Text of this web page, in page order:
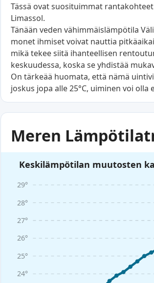
Tässä ovat suosituimmat
Limassol.
Tänään veden vähimmäislämpötila
monet ihmiset voivat nauttia
mikä tekee siitä ihanteellisen
keskuudessa, koska se yhdistää
On tärkeää huomata, että nämä
joskus jopa alle 25°C, uiminen voi
Meren
Keskilämpötilan muutosten
24°
25°
26°
27°
28°
29°